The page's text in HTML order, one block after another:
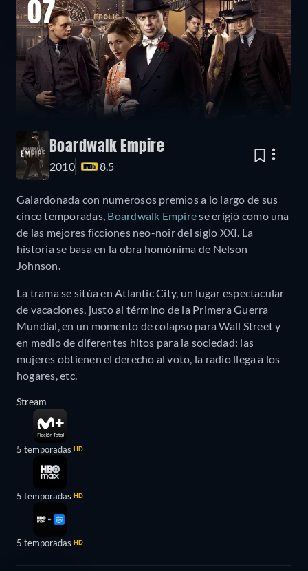
07
Boardwalk Empire
2010 8.5
Galardonada con numerosos premios a lo largo de sus
cinco temporadas, Boardwalk Empirese erigió como una
de las mejores ficciones neo-noir del siglo XXI. La
historia se basa en la obra homónima de Nelson
Johnson.
La trama se sitúa en Atlantic City, un lugar espectacular
de vacaciones, justo al término de la Primera Guerra
Mundial, en un momento de colapso para Wall Street y
en medio de diferentes hitos para la sociedad: las
mujeres obtienen el derecho al voto, la radio llega a los
hogares, etc.
Stream
5 temporadas HD
5 temporadas HD
5 temporadas HD